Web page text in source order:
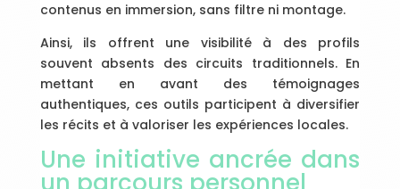
contenus en immersion, sans filtre ni montage.
Ainsi, ils offrent une visibilité à des profils
souvent absents des circuits traditionnels. En
mettant en avant des témoignages
authentiques, ces outils participent à diversifier
les récits et à valoriser les expériences locales.
Une initiative ancrée dans